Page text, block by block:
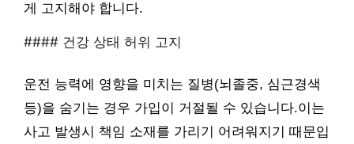
게 고지해야 합니다.
#### 건강 상태 허위 고지
운전 능력에 영향을 미치는 질병(뇌졸중, 심근경색
등)을 숨기는 경우 가입이 거절될 수 있습니다.이는
사고 발생시 책임 소재를 가리기 어려워지기 때문입